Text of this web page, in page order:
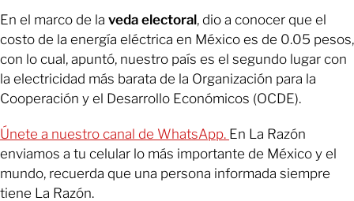
En el marco de la veda electoral, dio a conocer que el
costo de la energía eléctrica en México es de 0.05 pesos,
con lo cual, apuntó, nuestro país es el segundo lugar con
la electricidad más barata de la Organización para la
Cooperación y el Desarrollo Económicos (OCDE).
Únete a nuestro canal de WhatsApp. En La Razón
enviamos a tu celular lo más importante de México y el
mundo, recuerda que una persona informada siempre
tiene La Razón.